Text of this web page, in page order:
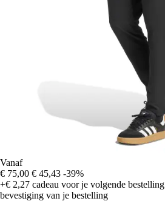
Vanaf
€ 75,00 € 45,43 -39%
+€ 2,27 cadeau voor je volgende bestelling
bevestiging van je bestelling